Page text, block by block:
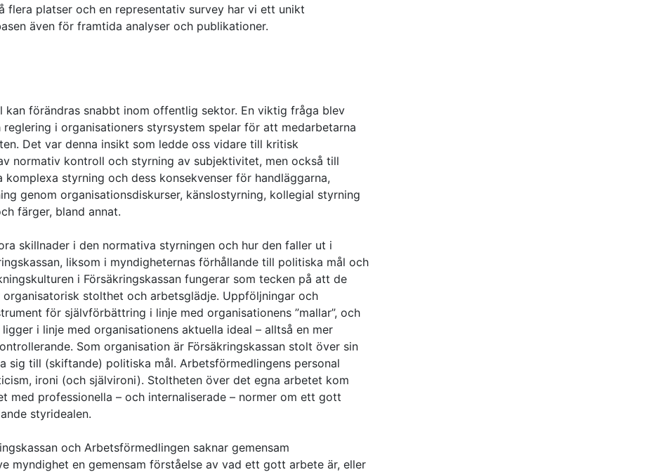
platser och en representativ survey har vi ett unikt
även för framtida analyser och publikationer.
förändras snabbt inom offentlig sektor. En viktig fråga blev
i organisationers styrsystem spelar för att medarbetarna
Det var denna insikt som ledde oss vidare till kritisk
normativ kontroll och styrning av subjektivitet, men också till
styrning och dess konsekvenser för handläggarna,
genom organisationsdiskurser, känslostyrning, kollegial styrning
färger, bland annat.
skillnader i den normativa styrningen och hur den faller ut i
liksom i myndigheternas förhållande till politiska mål och
i Försäkringskassan fungerar som tecken på att de
organisatorisk stolthet och arbetsglädje. Uppföljningar och
för självförbättring i linje med organisationens ”mallar”, och
i linje med organisationens aktuella ideal – alltså en mer
Som organisation är Försäkringskassan stolt över sin
sig till (skiftande) politiska mål. Arbetsförmedlingens personal
ironi (och självironi). Stoltheten över det egna arbetet kom
med professionella – och internaliserade – normer om ett gott
styridealen.
och Arbetsförmedlingen saknar gemensam
myndighet en gemensam förståelse av vad ett gott arbete är, eller